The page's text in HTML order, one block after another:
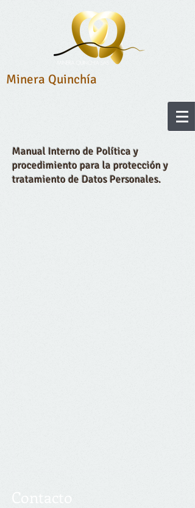
Minera Quinchía
Manual Interno de Política y
procedimiento para la protección y
tratamiento de Datos Personales.
Contacto